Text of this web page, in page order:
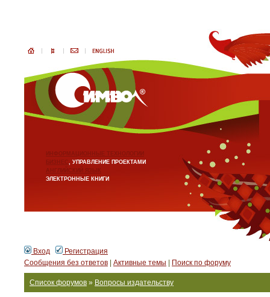
ИНФОРМАЦИОННЫЕ ТЕХНОЛОГИИ
БИЗНЕС, УПРАВЛЕНИЕ ПРОЕКТАМИ
АНГЛИЙСКИЙ ЯЗЫК
ЭЛЕКТРОННЫЕ КНИГИ
Вход
Регистрация
Сообщения без ответов
Активные темы Поиск по форуму
Список форумов » Вопросы издательству